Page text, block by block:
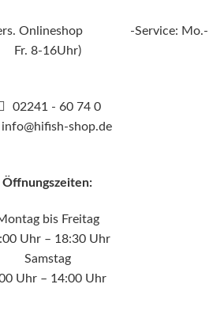
Onlineshop -Service: Mo.-
Fr. 8-16Uhr)
02241 - 60 74 0
info@hifish-shop.de
Öffnungszeiten:
bis Freitag
Uhr – 18:30 Uhr
Samstag
Uhr – 14:00 Uhr